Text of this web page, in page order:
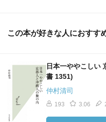
この本が好きな人におすす
日本一ややこしい
書 1351)
仲村清司
193 3.06